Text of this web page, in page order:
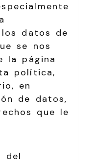
datos de
se nos
la página
política,
en
de datos,
que le
del